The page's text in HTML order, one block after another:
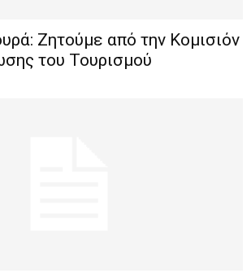
Ζητούμε από την Κομισιόν
του Τουρισμού